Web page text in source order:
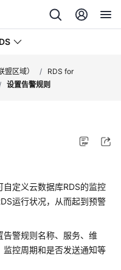
盟区域） /
RDS for
设置告警规则
自定义云数据库RDS的监控
运行状况，从而起到预警
告警规则名称、服务、维
控周期和是否发送通知等